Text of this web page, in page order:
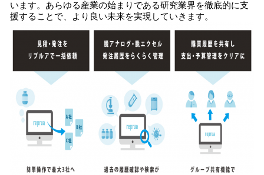
います。あらゆる産業の始まりである研究業界を徹底的に支
援することで、より良い未来を実現していきます。